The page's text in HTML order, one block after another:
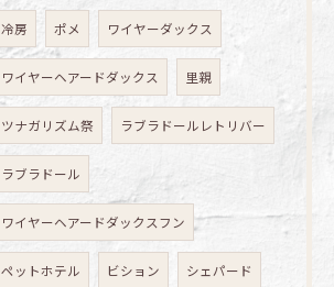
冷房 ポメ ワイヤーダックス
ワイヤーヘアードダックス 里親
ツナガリズム祭 ラブラドールレトリバー
ラブラドール
ワイヤーヘアードダックスフン
ペットホテル ビション シェパード